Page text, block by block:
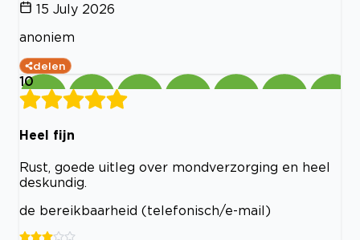
15 July 2026
anoniem
delen
10
Heel fijn
Rust, goede uitleg over mondverzorging en heel
deskundig.
de bereikbaarheid (telefonisch/e-mail)